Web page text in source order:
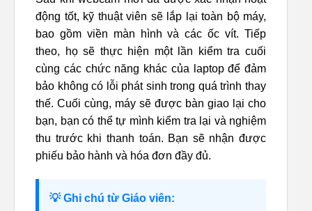
động tốt, kỹ thuật viên sẽ lắp lại toàn bộ máy,
bao gồm viền màn hình và các ốc vít. Tiếp
theo, họ sẽ thực hiện một lần kiểm tra cuối
cùng các chức năng khác của laptop để đảm
bảo không có lỗi phát sinh trong quá trình thay
thế. Cuối cùng, máy sẽ được bàn giao lại cho
bạn, bạn có thể tự mình kiểm tra lại và nghiệm
thu trước khi thanh toán. Bạn sẽ nhận được
phiếu bảo hành và hóa đơn đầy đủ.
💡Ghi chú từ Giáo viên: